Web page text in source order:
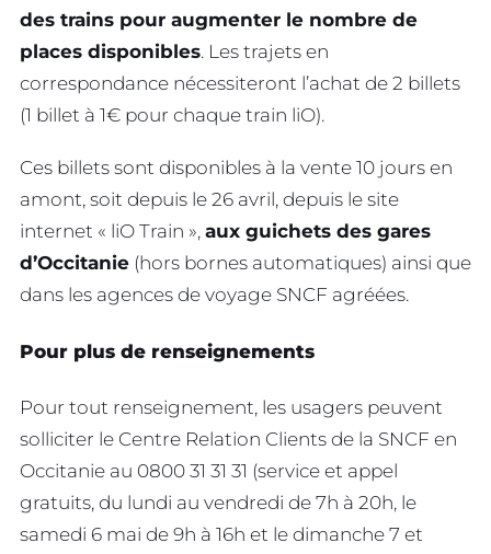
des trains pour augmenter le nombre de
places disponibles. Les trajets en
correspondance nécessiteront l’achat de 2 billets
(1 billet à 1€ pour chaque train liO).
Ces billets sont disponibles à la vente 10 jours en
amont, soit depuis le 26 avril, depuis le site
internet « liO Train », aux guichets des gares
d’Occitanie (hors bornes automatiques) ainsi que
dans les agences de voyage SNCF agréées.
Pour plus de renseignements
Pour tout renseignement, les usagers peuvent
solliciter le Centre Relation Clients de la SNCF en
Occitanie au 0800 31 31 31 (service et appel
gratuits, du lundi au vendredi de 7h à 20h, le
samedi 6 mai de 9h à 16h et le dimanche 7 et